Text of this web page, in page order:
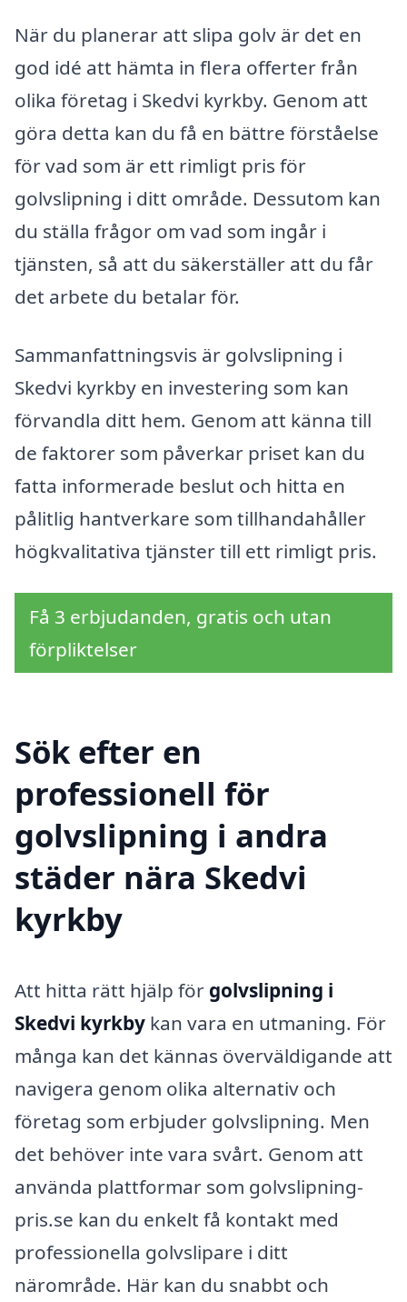
När du planerar att slipa golv är det en
god idé att hämta in flera offerter från
olika företag i Skedvi kyrkby. Genom att
göra detta kan du få en bättre förståelse
för vad som är ett rimligt pris för
golvslipning i ditt område. Dessutom kan
du ställa frågor om vad som ingår i
tjänsten, så att du säkerställer att du får
det arbete du betalar för.
Sammanfattningsvis är golvslipning i
Skedvi kyrkby en investering som kan
förvandla ditt hem. Genom att känna till
de faktorer som påverkar priset kan du
fatta informerade beslut och hitta en
pålitlig hantverkare som tillhandahåller
högkvalitativa tjänster till ett rimligt pris.
Få 3 erbjudanden, gratis och utan
förpliktelser
Sök efter en
professionell för
golvslipning i andra
städer nära Skedvi
kyrkby
Att hitta rätt hjälp för golvslipning i
Skedvi kyrkby kan vara en utmaning. För
många kan det kännas överväldigande att
navigera genom olika alternativ och
företag som erbjuder golvslipning. Men
det behöver inte vara svårt. Genom att
använda plattformar som golvslipning-
pris.se kan du enkelt få kontakt med
professionella golvslipare i ditt
närområde. Här kan du snabbt och